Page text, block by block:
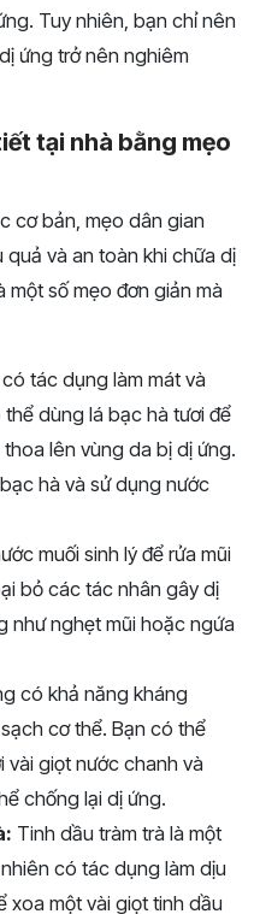
Tuy nhiên, bạn chỉ nên
ứng trở nên nghiêm
tại nhà bằng mẹo
cơ bản, mẹo dân gian
và an toàn khi chữa dị
một số mẹo đơn giản mà
tác dụng làm mát và
dùng lá bạc hà tươi để
lên vùng da bị dị ứng.
hà và sử dụng nước
muối sinh lý để rửa mũi
bỏ các tác nhân gây dị
như nghẹt mũi hoặc ngứa
có khả năng kháng
cơ thể. Bạn có thể
vài giọt nước chanh và
chống lại dị ứng.
Tinh dầu tràm trà là một
có tác dụng làm dịu
xoa một vài giọt tinh dầu